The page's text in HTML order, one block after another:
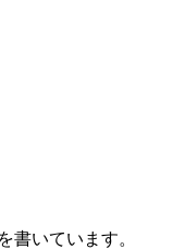
書いています。